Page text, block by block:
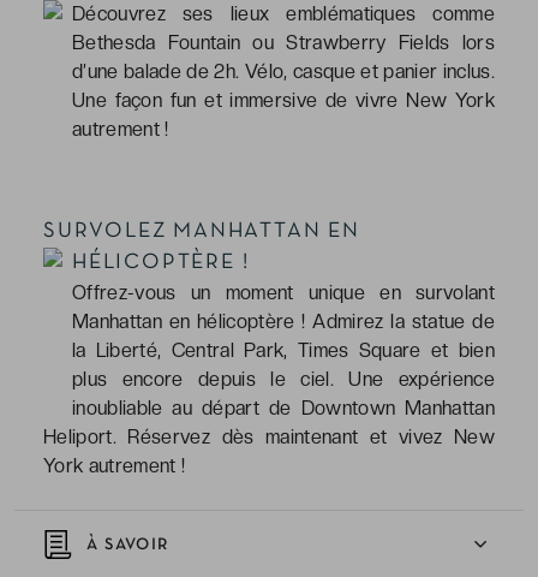
À SAVOIR
Découvrez ses lieux emblématiques comme
Bethesda Fountain ou Strawberry Fields lors
d’une balade de 2h. Vélo, casque et panier inclus.
Une façon fun et immersive de vivre New York
autrement !
SURVOLEZ MANHATTAN EN
HÉLICOPTÈRE !
Offrez-vous un moment unique en survolant
Manhattan en hélicoptère ! Admirez la statue de
la Liberté, Central Park, Times Square et bien
plus encore depuis le ciel. Une expérience
inoubliable au départ de Downtown Manhattan
Heliport. Réservez dès maintenant et vivez New
York autrement !